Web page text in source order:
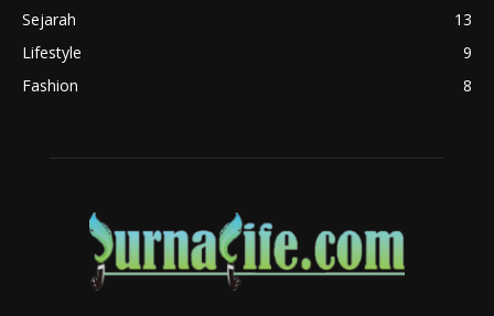
Sejarah
13
Lifestyle
9
Fashion
8